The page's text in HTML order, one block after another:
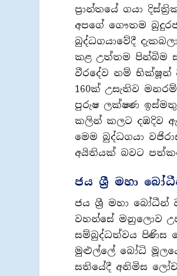
ප්‍රාන්තයේ ගයා
අපගේ ගෞතම
බුද්ධගයාවේදී
කළ උත්තම පින්බිම
වීරදේව නම් භික්ෂූන්
160ක් උසැතිව
පුරුෂ ලක්ෂණ ඉස්මතු
කලින් කලට දඹදිව
මෙම බුද්ධගයා
අයිතියක් බවට
ජය ශ්‍රී මහා
ජය ශ්‍රී මහා බෝධීන්
වහන්සේ මනුලොව
සම්බුද්ධත්වය පිණිස
මුළුල්ලේ බෝධි
සතියේදී අනිමිස